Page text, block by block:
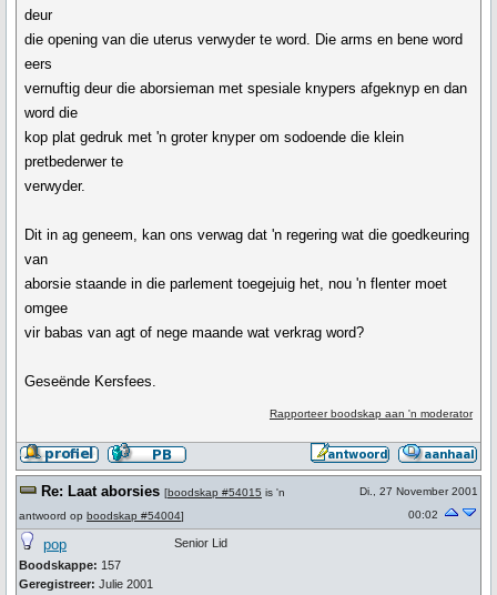
deur
die opening van die uterus verwyder te word. Die arms en bene word
eers
vernuftig deur die aborsieman met spesiale knypers afgeknyp en dan
word die
kop plat gedruk met 'n groter knyper om sodoende die klein
pretbederwer te
verwyder.
Dit in ag geneem, kan ons verwag dat 'n regering wat die goedkeuring
van
aborsie staande in die parlement toegejuig het, nou 'n flenter moet
omgee
vir babas van agt of nege maande wat verkrag word?
Geseënde Kersfees.
Rapporteer boodskap aan 'n moderator
Re: Laat aborsies [boodskap #54015 is 'n
antwoord op boodskap #54004]
Di., 27 November 2001
00:02
pop
Boodskappe: 157
Geregistreer: Julie 2001
Senior Lid